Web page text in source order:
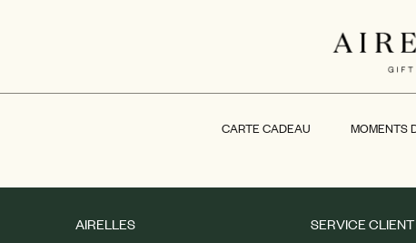
CARTE CADEAU MOMENTS
AIRELLES SERVICE CLIENT